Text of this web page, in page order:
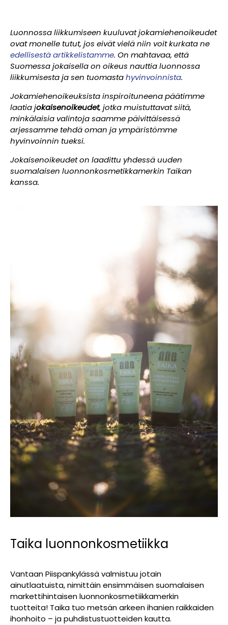
Luonnossa liikkumiseen kuuluvat jokamiehenoikeudet
ovat monelle tutut, jos eivät vielä niin voit kurkata ne
edellisestä artikkelistamme. On mahtavaa, että
Suomessa jokaisella on oikeus nauttia luonnossa
liikkumisesta ja sen tuomastahyvinvoinnista.
Jokamiehenoikeuksista inspiroituneena päätimme
laatiajokaisenoikeudet, jotka muistuttavat siitä,
minkälaisia valintoja saamme päivittäisessä
arjessamme tehdä oman ja ympäristömme
hyvinvoinnin tueksi.
Jokaisenoikeudet on laadittu yhdessä uuden
suomalaisen luonnonkosmetikkamerkin Taikan
kanssa.
Taika luonnonkosmetiikka
Vantaan Piispankylässä valmistuu jotain
ainutlaatuista, nimittäin ensimmäisen suomalaisen
markettihintaisen luonnonkosmetiikkamerkin
tuotteita! Taika tuo metsän arkeen ihanien raikkaiden
ihonhoito – ja puhdistustuotteiden kautta.